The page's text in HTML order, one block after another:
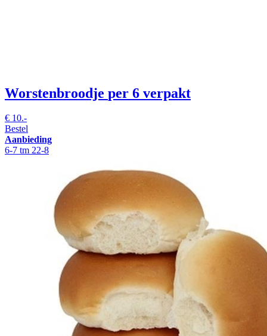
Worstenbroodje per 6 verpakt
€ 10.-
Bestel
Aanbieding
6-7 tm 22-8